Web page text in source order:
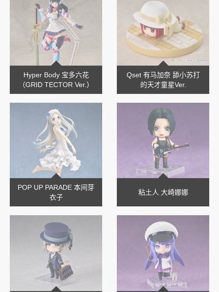
Hyper Body 宝多六花
（GRID TECTOR Ver.）
Qset 有马加奈 舔小苏打
的天才童星Ver.
POP UP PARADE 本间芽
衣子
粘土人 大崎娜娜